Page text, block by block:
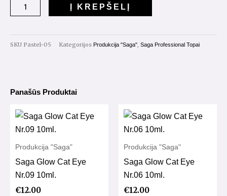
Pastel
Nr.005
Į KREPŠELĮ
SKU Pastel-05 Kategorijos Produkcija "Saga", Saga Professional Topai
Panašūs Produktai
Produkcija "Saga"
Saga Glow Cat Eye
Nr.09 10ml.
€12.00
Produkcija "Saga"
Saga Glow Cat Eye
Nr.06 10ml.
€12.00